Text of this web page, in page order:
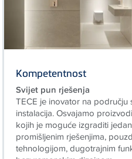
Svijet pun rješenja
TECE je inovator na području
instalacija. Osvajamo
kojih je moguće izgraditi jedan
promišljenim rješenjima,
tehnologijom, dugotrajnim
bezvremenskim dizajnom.